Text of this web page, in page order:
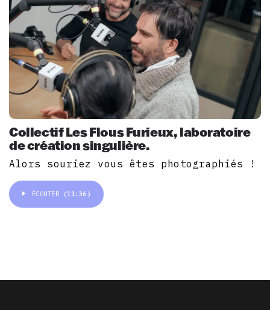
Collectif Les Flous Furieux, laboratoire
de création singulière.
Alors souriez vous êtes photographiés !
ÉCOUTER (11:36)